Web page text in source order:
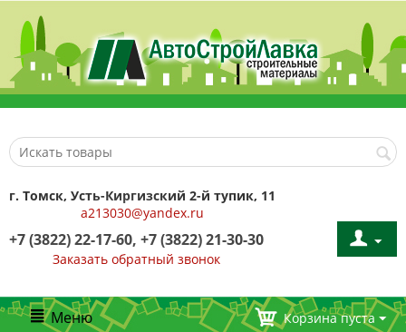
г. Томск, Усть-Киргизский 2-й тупик, 11
a213030@yandex.ru
+7 (3822) 22-17-60, +7 (3822) 21-30-30
Заказать обратный звонок
Меню Корзина пуста